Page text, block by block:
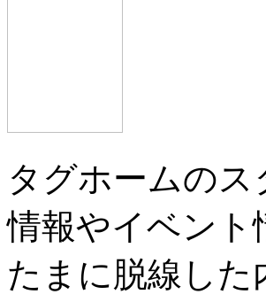
タグホームの
情報やイベント
たまに脱線し